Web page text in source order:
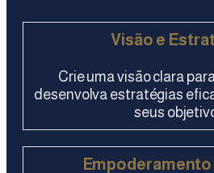
Visão e
Crie uma visão clara
desenvolva estratégias
seus
Empoderamento